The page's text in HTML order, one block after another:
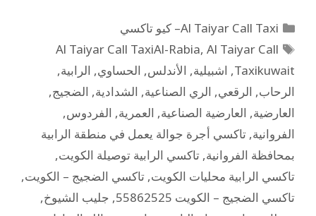
Al Taiyar Call Taxi– كيو تاكسي
Al Taiyar Call TaxiAl-Rabia, Al Taiyar Call
Taxikuwait
, اشبيلية, الأندلس, الحساوي, الرابية,
الرحاب, الرقعي, الري الصناعية, الشدادية, الضجيج,
العارضية, العارضية الصناعية, العمرية, الفردوس,
الفروانية, تاكسي أجرة جوالة يعمل في منطقة الرابية
بمحافظة الفروانية, تاكسي الرابية توصيلة الكويت,
تاكسي الرابية محليات الكويت, تاكسي الضجيج – الكويت,
تاكسي الضجيج – الكويت 55862525
, جليب الشيوخ,